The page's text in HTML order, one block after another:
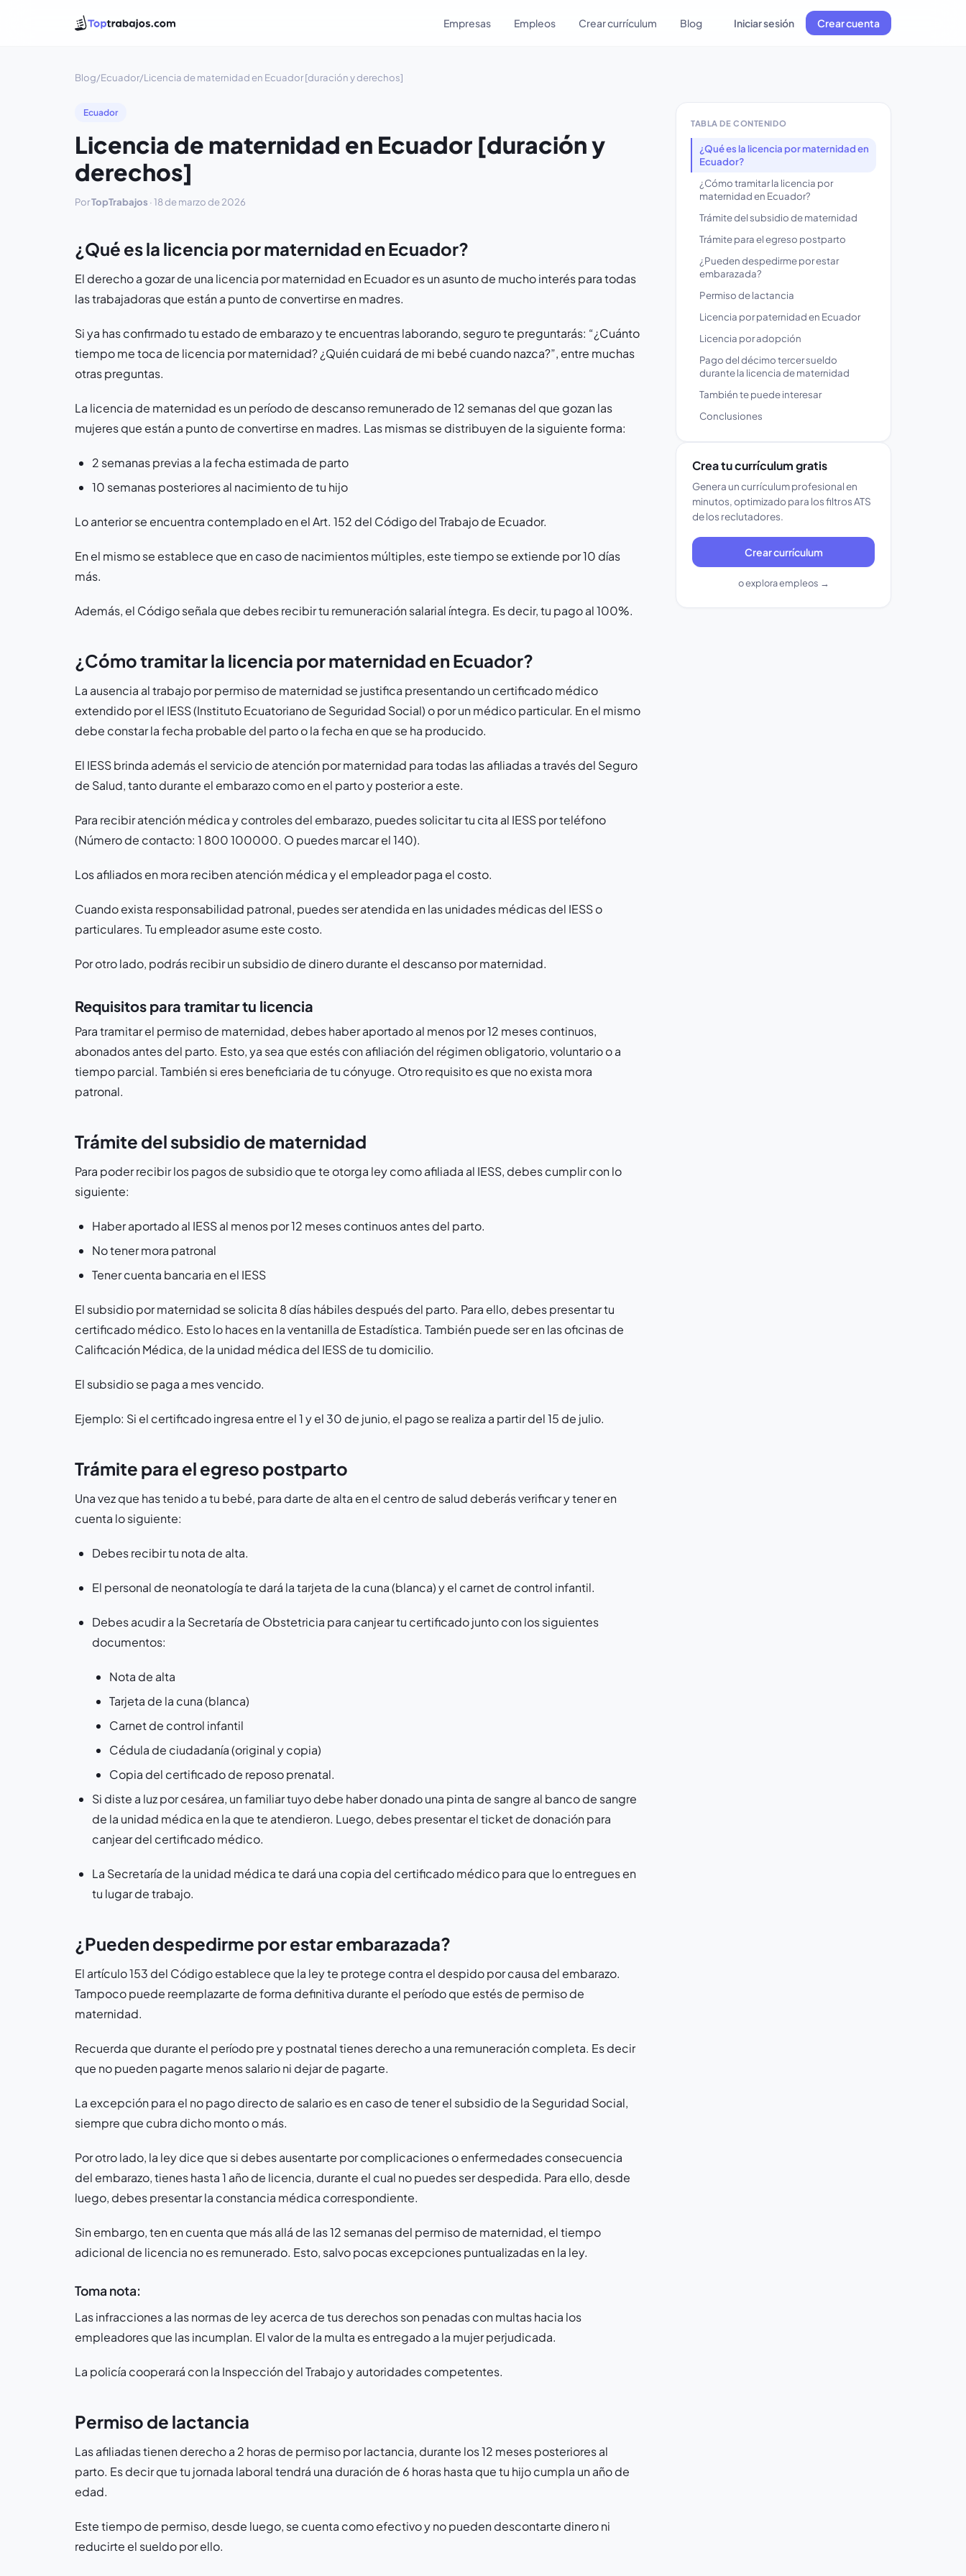
Empresas Empleos Crear currículum Blog Iniciar sesión Crear cuenta
Blog/Ecuador/Licencia de maternidad en Ecuador [duración y derechos]
Ecuador
Licencia de maternidad en Ecuador [duración y
derechos]
PorTopTrabajos ·18 de marzo de 2026
¿Qué es la licencia por maternidad en Ecuador?
El derecho a gozar de una licencia por maternidad en Ecuador es un asunto de mucho interés para todas
las trabajadoras que están a punto de convertirse en madres.
Si ya has confirmado tu estado de embarazo y te encuentras laborando, seguro te preguntarás: “¿Cuánto
tiempo me toca de licencia por maternidad? ¿Quién cuidará de mi bebé cuando nazca?”, entre muchas
otras preguntas.
La licencia de maternidad es un período de descanso remunerado de 12 semanas del que gozan las
mujeres que están a punto de convertirse en madres. Las mismas se distribuyen de la siguiente forma:
2 semanas previas a la fecha estimada de parto
10 semanas posteriores al nacimiento de tu hijo
Lo anterior se encuentra contemplado en el Art. 152 del Código del Trabajo de Ecuador.
En el mismo se establece que en caso de nacimientos múltiples, este tiempo se extiende por 10 días
más.
Además, el Código señala que debes recibir tu remuneración salarial íntegra. Es decir, tu pago al 100%.
¿Cómo tramitar la licencia por maternidad en Ecuador?
La ausencia al trabajo por permiso de maternidad se justifica presentando un certificado médico
extendido por el IESS (Instituto Ecuatoriano de Seguridad Social) o por un médico particular. En el mismo
debe constar la fecha probable del parto o la fecha en que se ha producido.
El IESS brinda además el servicio de atención por maternidad para todas las afiliadas a través del Seguro
de Salud, tanto durante el embarazo como en el parto y posterior a este.
Para recibir atención médica y controles del embarazo, puedes solicitar tu cita al IESS por teléfono
(Número de contacto: 1 800 100000. O puedes marcar el 140).
Los afiliados en mora reciben atención médica y el empleador paga el costo.
Cuando exista responsabilidad patronal, puedes ser atendida en las unidades médicas del IESS o
particulares. Tu empleador asume este costo.
Por otro lado, podrás recibir un subsidio de dinero durante el descanso por maternidad.
Requisitos para tramitar tu licencia
Para tramitar el permiso de maternidad, debes haber aportado al menos por 12 meses continuos,
abonados antes del parto. Esto, ya sea que estés con afiliación del régimen obligatorio, voluntario o a
tiempo parcial. También si eres beneficiaria de tu cónyuge. Otro requisito es que no exista mora
patronal.
Trámite del subsidio de maternidad
Para poder recibir los pagos de subsidio que te otorga ley como afiliada al IESS, debes cumplir con lo
siguiente:
Haber aportado al IESS al menos por 12 meses continuos antes del parto.
No tener mora patronal
Tener cuenta bancaria en el IESS
El subsidio por maternidad se solicita 8 días hábiles después del parto. Para ello, debes presentar tu
certificado médico. Esto lo haces en la ventanilla de Estadística. También puede ser en las oficinas de
Calificación Médica, de la unidad médica del IESS de tu domicilio.
El subsidio se paga a mes vencido.
Ejemplo: Si el certificado ingresa entre el 1 y el 30 de junio, el pago se realiza a partir del 15 de julio.
Trámite para el egreso postparto
Una vez que has tenido a tu bebé, para darte de alta en el centro de salud deberás verificar y tener en
cuenta lo siguiente:
Debes recibir tu nota de alta.
El personal de neonatología te dará la tarjeta de la cuna (blanca) y el carnet de control infantil.
Debes acudir a la Secretaría de Obstetricia para canjear tu certificado junto con los siguientes
documentos:
Nota de alta
Tarjeta de la cuna (blanca)
Carnet de control infantil
Cédula de ciudadanía (original y copia)
Copia del certificado de reposo prenatal.
Si diste a luz por cesárea, un familiar tuyo debe haber donado una pinta de sangre al banco de sangre
de la unidad médica en la que te atendieron. Luego, debes presentar el ticket de donación para
canjear del certificado médico.
La Secretaría de la unidad médica te dará una copia del certificado médico para que lo entregues en
tu lugar de trabajo.
¿Pueden despedirme por estar embarazada?
El artículo 153 del Código establece que la ley te protege contra el despido por causa del embarazo.
Tampoco puede reemplazarte de forma definitiva durante el período que estés de permiso de
maternidad.
Recuerda que durante el período pre y postnatal tienes derecho a una remuneración completa. Es decir
que no pueden pagarte menos salario ni dejar de pagarte.
La excepción para el no pago directo de salario es en caso de tener el subsidio de la Seguridad Social,
siempre que cubra dicho monto o más.
Por otro lado, la ley dice que si debes ausentarte por complicaciones o enfermedades consecuencia
del embarazo, tienes hasta 1 año de licencia, durante el cual no puedes ser despedida. Para ello, desde
luego, debes presentar la constancia médica correspondiente.
Sin embargo, ten en cuenta que más allá de las 12 semanas del permiso de maternidad, el tiempo
adicional de licencia no es remunerado. Esto, salvo pocas excepciones puntualizadas en la ley.
Toma nota:
Las infracciones a las normas de ley acerca de tus derechos son penadas con multas hacia los
empleadores que las incumplan. El valor de la multa es entregado a la mujer perjudicada.
La policía cooperará con la Inspección del Trabajo y autoridades competentes.
Permiso de lactancia
Las afiliadas tienen derecho a 2 horas de permiso por lactancia, durante los 12 meses posteriores al
parto. Es decir que tu jornada laboral tendrá una duración de 6 horas hasta que tu hijo cumpla un año de
edad.
Este tiempo de permiso, desde luego, se cuenta como efectivo y no pueden descontarte dinero ni
reducirte el sueldo por ello.
TABLA DE CONTENIDO
¿Qué es la licencia por maternidad en
Ecuador?
¿Cómo tramitar la licencia por
maternidad en Ecuador?
Trámite del subsidio de maternidad
Trámite para el egreso postparto
¿Pueden despedirme por estar
embarazada?
Permiso de lactancia
Licencia por paternidad en Ecuador
Licencia por adopción
Pago del décimo tercer sueldo
durante la licencia de maternidad
También te puede interesar
Conclusiones
Crea tu currículum gratis
Genera un currículum profesional en
minutos, optimizado para los filtros ATS
de los reclutadores.
Crear currículum
o explora empleos →